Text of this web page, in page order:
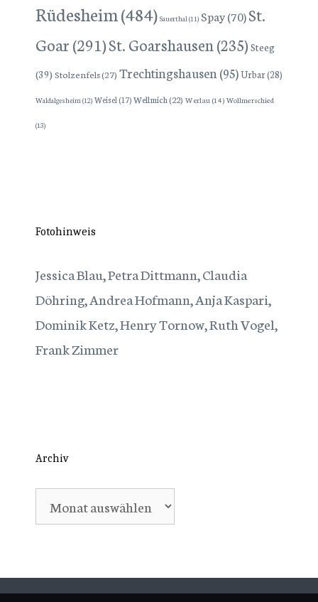
Rüdesheim(484) Sauerthal(11) Spay(70)St.
Goar(291)St. Goarshausen (235) Steeg
(39) Stolzenfels(27) Trechtingshausen (95)Urbar(28)
Waldalgesheim(12) Weisel (17)Wellmich (22) Werlau (14) Wollmerschied
(13)
Fotohinweis
Jessica Blau, Petra Dittmann, Claudia
Döhring, Andrea Hofmann, Anja Kaspari,
Dominik Ketz, Henry Tornow, Ruth Vogel,
Frank Zimmer
Archiv
Archiv